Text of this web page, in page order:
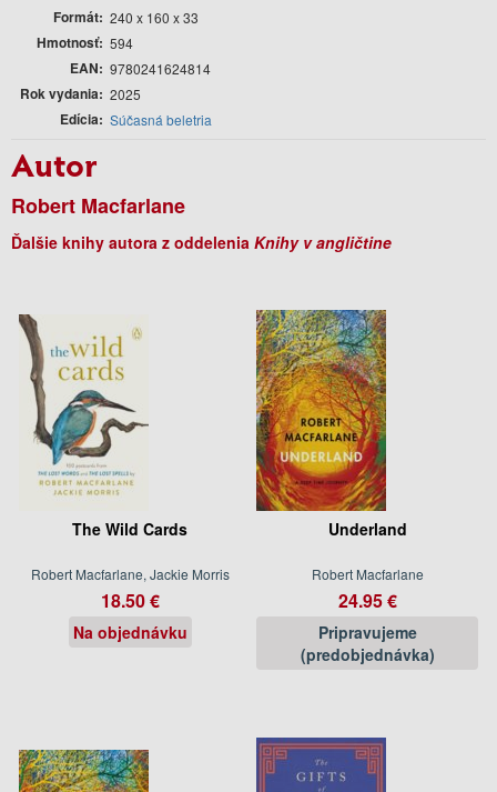
Formát 240 x 160 x 33
Hmotnosť 594
EAN 9780241624814
Rok vydania 2025
Edícia Súčasná beletria
Autor
Robert Macfarlane
Ďalšie knihy autora z oddelenia Knihy v angličtine
The Wild Cards
Robert Macfarlane, Jackie Morris
18.50 €
Na objednávku
Underland
Robert Macfarlane
24.95 €
Pripravujeme
(predobjednávka)